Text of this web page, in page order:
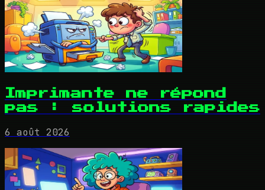
Imprimante ne répond
pas : solutions rapides
6 août 2026